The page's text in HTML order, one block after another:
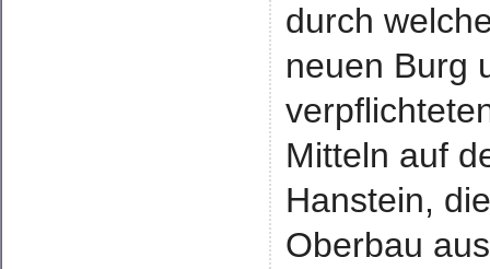
durch
neuen Burg
Mitteln auf
Hanstein,
Oberbau